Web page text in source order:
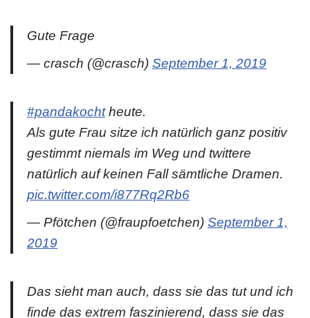
Gute Frage
— crasch (@crasch) September 1, 2019
#pandakochtheute.
Als gute Frau sitze ich natürlich ganz positiv
gestimmt niemals im Weg und twittere
natürlich auf keinen Fall sämtliche Dramen.
pic.twitter.com/i877Rq2Rb6
— Pfötchen (@fraupfoetchen) September 1,
2019
Das sieht man auch, dass sie das tut und ich
finde das extrem faszinierend, dass sie das